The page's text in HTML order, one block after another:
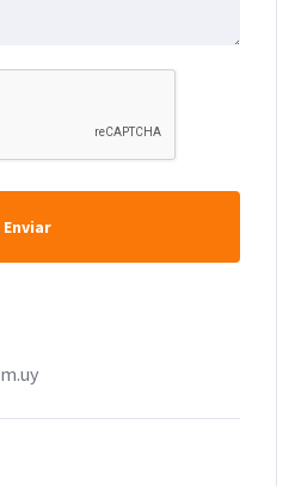
Enviar